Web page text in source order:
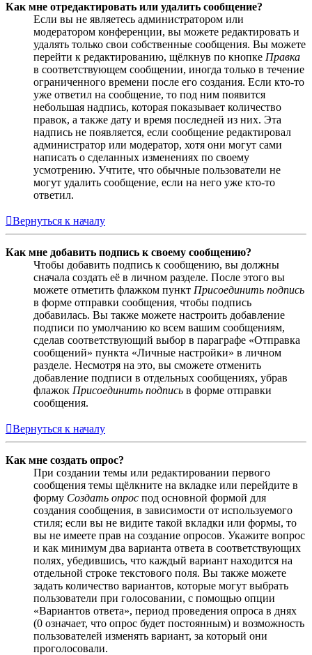
Как мне отредактировать или удалить сообщение?
Если вы не являетесь администратором или
модератором конференции, вы можете редактировать и
удалять только свои собственные сообщения. Вы можете
перейти к редактированию, щёлкнув по кнопке Правка
в соответствующем сообщении, иногда только в течение
ограниченного времени после его создания. Если кто-то
уже ответил на сообщение, то под ним появится
небольшая надпись, которая показывает количество
правок, а также дату и время последней из них. Эта
надпись не появляется, если сообщение редактировал
администратор или модератор, хотя они могут сами
написать о сделанных изменениях по своему
усмотрению. Учтите, что обычные пользователи не
могут удалить сообщение, если на него уже кто-то
ответил.
Вернуться к началу
Как мне добавить подпись к своему сообщению?
Чтобы добавить подпись к сообщению, вы должны
сначала создать её в личном разделе. После этого вы
можете отметить флажком пункт Присоединить подпись
в форме отправки сообщения, чтобы подпись
добавилась. Вы также можете настроить добавление
подписи по умолчанию ко всем вашим сообщениям,
сделав соответствующий выбор в параграфе «Отправка
сообщений» пункта «Личные настройки» в личном
разделе. Несмотря на это, вы сможете отменить
добавление подписи в отдельных сообщениях, убрав
флажок Присоединить подпись в форме отправки
сообщения.
Вернуться к началу
Как мне создать опрос?
При создании темы или редактировании первого
сообщения темы щёлкните на вкладке или перейдите в
форму Создать опрос под основной формой для
создания сообщения, в зависимости от используемого
стиля; если вы не видите такой вкладки или формы, то
вы не имеете прав на создание опросов. Укажите вопрос
и как минимум два варианта ответа в соответствующих
полях, убедившись, что каждый вариант находится на
отдельной строке текстового поля. Вы также можете
задать количество вариантов, которые могут выбрать
пользователи при голосовании, с помощью опции
«Вариантов ответа», период проведения опроса в днях
(0 означает, что опрос будет постоянным) и возможность
пользователей изменять вариант, за который они
проголосовали.